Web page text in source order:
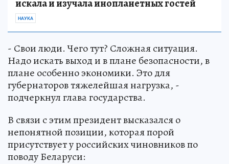
искала и изучала инопланетных гостей
НАУКА
- Свои люди. Чего тут? Сложная ситуация.
Надо искать выход и в плане безопасности, в
плане особенно экономики. Это для
губернаторов тяжелейшая нагрузка, -
подчеркнул глава государства.
В связи с этим президент высказался о
непонятной позиции, которая порой
присутствует у российских чиновников по
поводу Беларуси: